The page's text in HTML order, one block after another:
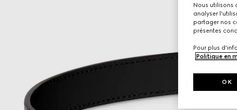
Nous utilisons
analyser
partager nos
présentes
Pour plus
Politique en
OK